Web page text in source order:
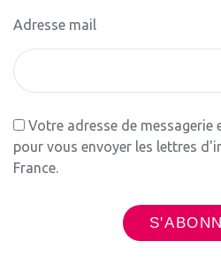
Adresse mail
Votre adresse de messagerie
pour vous envoyer les lettres
France.